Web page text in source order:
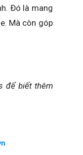
Đó là mang
Mà còn góp
để biết thêm